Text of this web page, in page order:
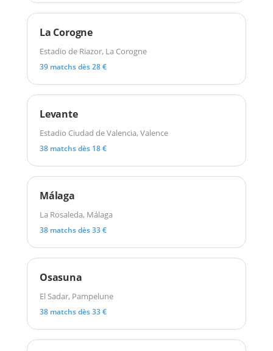
La Corogne
Estadio de Riazor, La Corogne
39 matchs dès 28 €
Levante
Estadio Ciudad de Valencia, Valence
38 matchs dès 18 €
Málaga
La Rosaleda, Málaga
38 matchs dès 33 €
Osasuna
El Sadar, Pampelune
38 matchs dès 33 €